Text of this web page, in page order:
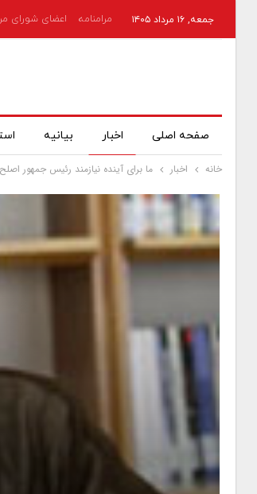
جمعه, ۱۶ مرداد ۱۴۰۵ مرامنامه اعضای شورای
صفحه اصلی اخبار بیانیه
خانه اخبار ما برای آینده نیازمند رئیس جمهور